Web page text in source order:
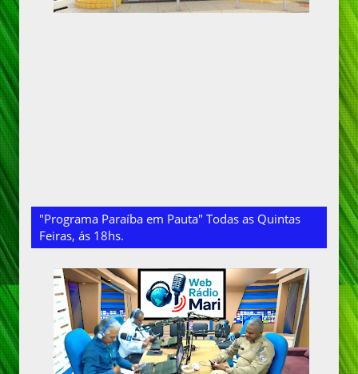
"Programa Paraíba em Pauta" Todas as Quintas
Feiras, ás 18hs.